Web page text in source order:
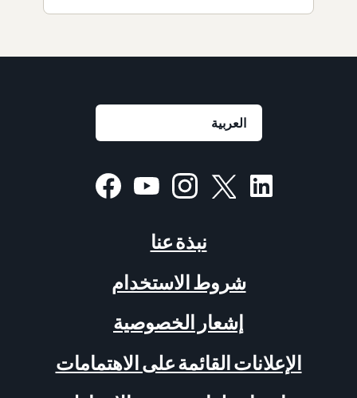
نبذة عنا
شروط الاستخدام
إشعار الخصوصية
الإعلانات القائمة على الاهتمامات